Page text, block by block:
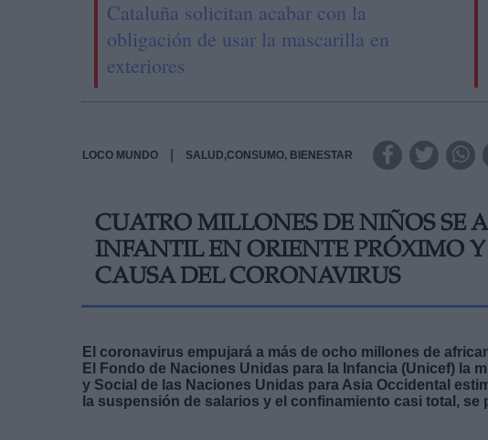
Cataluña solicitan acabar con la
obligación de usar la mascarilla en
exteriores
LOCO MUNDO SALUD,CONSUMO, BIENESTAR
CUATRO MILLONES DE NIÑOS SE
INFANTIL EN ORIENTE PRÓXIMO
CAUSA DEL CORONAVIRUS
El coronavirus empujará a más de ocho millones de
El Fondo de Naciones Unidas para la Infancia (Unicef) la
y Social de las Naciones Unidas para Asia Occidental
la suspensión de salarios y el confinamiento casi total, se